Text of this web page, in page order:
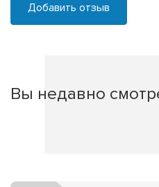
Добавить отзыв
Вы недавно